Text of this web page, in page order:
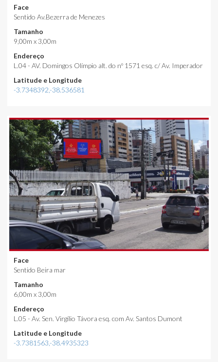
Face
Sentido Av.Bezerra de Menezes
Tamanho
9,00m x 3,00m
Endereço
L.04 - AV. Domingos Olímpio alt. do nº 1571 esq. c/ Av. Imperador
Latitude e Longitude
-3.7348392,-38.536581
Face
Sentido Beira mar
Tamanho
6,00m x 3,00m
Endereço
L.05 - Av. Sen. Virgílio Távora esq. com Av. Santos Dumont
Latitude e Longitude
-3.7381563,-38.4935323